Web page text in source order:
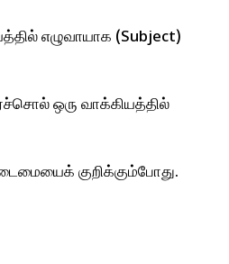
எழுவாயாக (Subject)
ஒரு வாக்கியத்தில்
குறிக்கும்போது.